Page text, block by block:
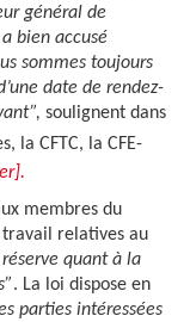
général de
bien accusé
sommes toujours
date de rendez-
soulignent dans
la CFTC, la CFE-
membres du
travail relatives au
réserve quant à la
. La loi dispose en
parties intéressées